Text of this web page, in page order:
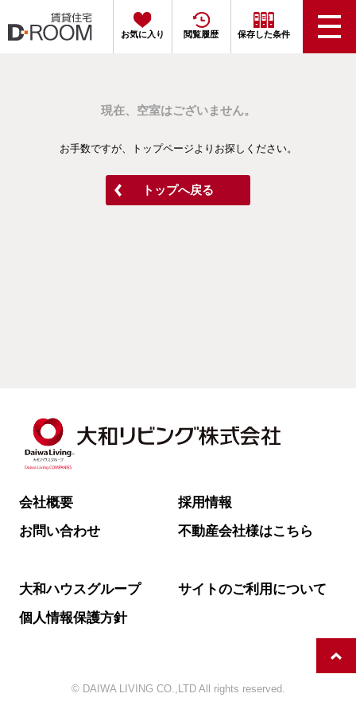
お気に入り 閲覧履歴 保存した条件
現在、空室はございません。
お手数ですが、トップページよりお探しください。
トップへ戻る
会社概要
採用情報
お問い合わせ
不動産会社様はこちら
大和ハウスグループ
サイトのご利用について
個人情報保護方針
© DAIWA LIVING CO.,LTD All rights reserved.